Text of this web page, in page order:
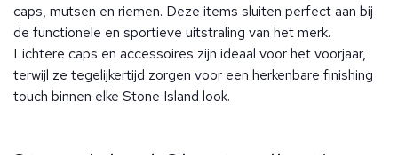
caps, mutsen en riemen. Deze items sluiten perfect aan bij
de functionele en sportieve uitstraling van het merk.
Lichtere caps en accessoires zijn ideaal voor het voorjaar,
terwijl ze tegelijkertijd zorgen voor een herkenbare finishing
touch binnen elke Stone Island look.